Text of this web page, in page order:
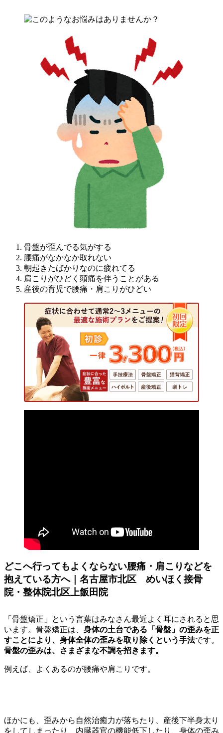
骨盤が歪んでる気がする
腰痛がなかなか取れない
朝起きたばかりなのに疲れてる
肩こりがひどく頭痛を伴うことがある
産後の育児で腰痛・肩こりがひどい
どこへ行ってもよくならない腰痛・肩こりなどを
抱えている方へ｜名古屋市北区 めいほく接骨
院・整体院北区上飯田院
「骨盤矯正」という言葉はみなさん最近よく耳にされると思
います。骨盤矯正は、 身体の土台である「骨盤」の歪みを正
すことにより、身体全体の歪みを取り除くという手法です。
骨盤の歪みは、さまざまな不調を招きます。
例えば、よくあるのが腰痛や肩こりです。
ほかにも、歪みから自然治癒力が落ちたり、産後下半身太り
をしてしまったり、内臓器官の機能低下したり、身体の歪み